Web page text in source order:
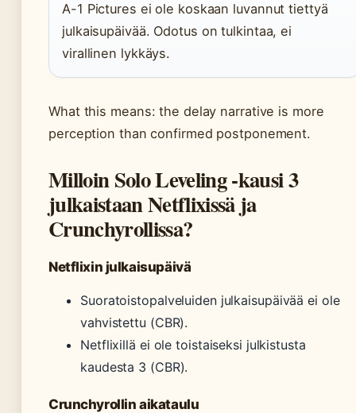
A-1 Pictures ei ole koskaan luvannut tiettyä
julkaisupäivää. Odotus on tulkintaa, ei
virallinen lykkäys.
What this means: the delay narrative is more
perception than confirmed postponement.
Milloin Solo Leveling -kausi 3
julkaistaan Netflixissä ja
Crunchyrollissa?
Netflixin julkaisupäivä
Suoratoistopalveluiden julkaisupäivää ei ole
vahvistettu (CBR).
Netflixillä ei ole toistaiseksi julkistusta
kaudesta 3 (CBR).
Crunchyrollin aikataulu